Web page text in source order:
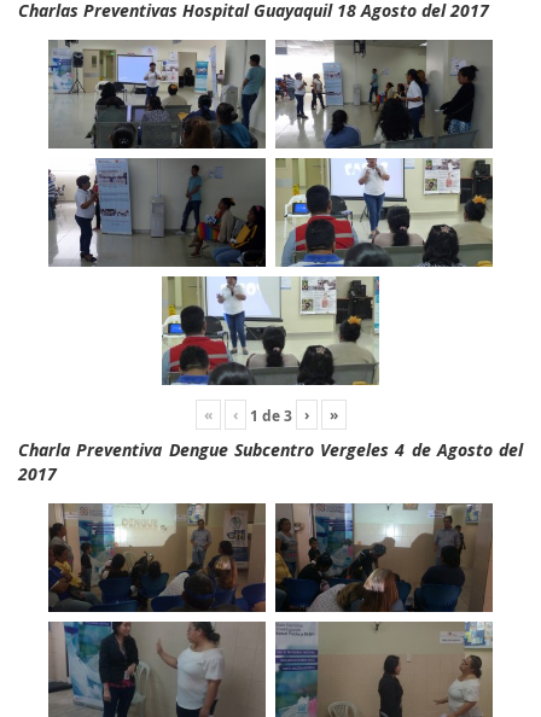
Charlas Preventivas Hospital Guayaquil 18 Agosto del 2017
« ‹ 1 de3 › »
Charla Preventiva Dengue Subcentro Vergeles 4 de Agosto del
2017